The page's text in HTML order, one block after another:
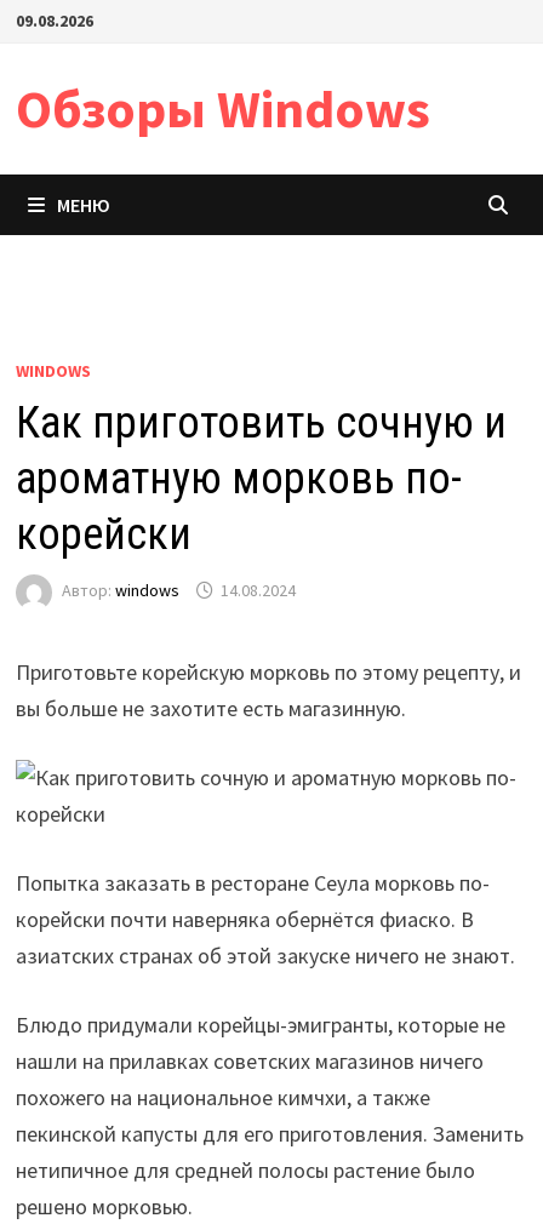
Перейти
содержимому
09.08.2026
Обзоры Windows
МЕНЮ
WINDOWS
Как приготовить сочную и
ароматную морковь по-
корейски
Автор: windows 14.08.2024
Приготовьте корейскую морковь по этому рецепту, и
вы больше не захотите есть магазинную.
Попытка заказать в ресторане Сеула морковь по-
корейски почти наверняка обернётся фиаско. В
азиатских странах об этой закуске ничего не знают.
Блюдо придумали корейцы-эмигранты, которые не
нашли на прилавках советских магазинов ничего
похожего на национальное кимчхи, а также
пекинской капусты для его приготовления. Заменить
нетипичное для средней полосы растение было
решено морковью.